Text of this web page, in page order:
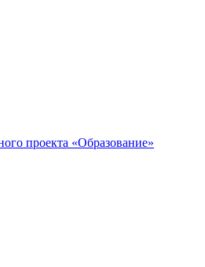
проекта «Образование»